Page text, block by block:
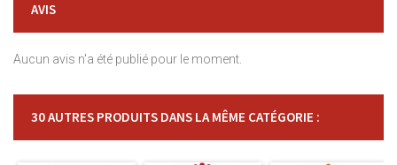
AVIS
Aucun avis n'a été publié pour le moment.
30 AUTRES PRODUITS DANS LA MÊME CATÉGORIE :